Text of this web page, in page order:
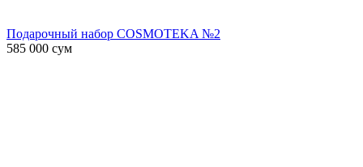
Подарочный набор COSMOTEKA №2
585 000 сум